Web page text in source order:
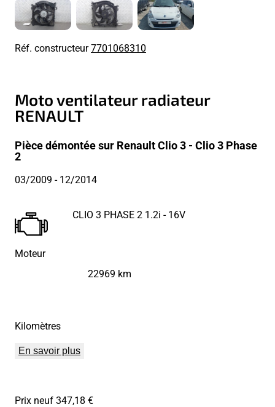
Réf. constructeur7701068310
Moto ventilateur radiateur
RENAULT
Pièce démontée sur Renault Clio 3 - Clio 3 Phase
2
03/2009 - 12/2014
Moteur
CLIO 3 PHASE 2 1.2i - 16V
Kilomètres
22969 km
En savoir plus
Prix neuf 347,18 €